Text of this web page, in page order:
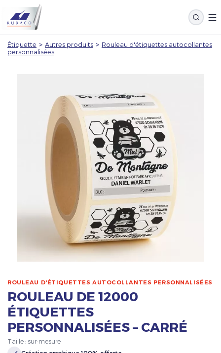
Étiquette > Autres produits > Rouleau d'étiquettes autocollantes
personnalisées
ROULEAU D'ÉTIQUETTES AUTOCOLLANTES PERSONNALISÉES
ROULEAU DE 12000
ÉTIQUETTES
PERSONNALISÉES – CARRÉ
Taille : sur-mesure